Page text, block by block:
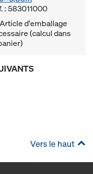
: 583011000
Article d'emballage
(calcul dans
Vers le haut